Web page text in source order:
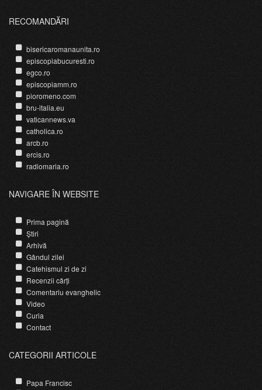
RECOMANDĂRI
bisericaromanaunita.ro
episcopiabucuresti.ro
egco.ro
episcopiamm.ro
pioromeno.com
bru-italia.eu
vaticannews.va
catholica.ro
arcb.ro
ercis.ro
radiomaria.ro
NAVIGARE ÎN WEBSITE
Prima pagină
Știri
Arhivă
Gândul zilei
Catehismul zi de zi
Recenzii cărți
Comentariu evanghelic
Video
Curia
Contact
CATEGORII ARTICOLE
Papa Francisc